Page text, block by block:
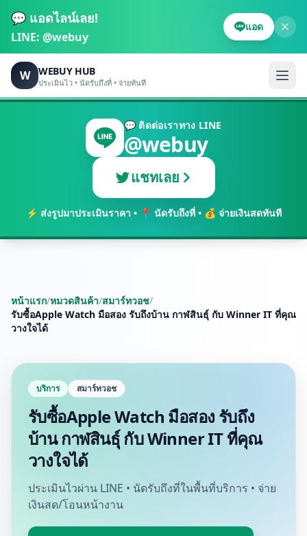
💬 แอดไลน์เลย!
LINE: @webuy
แอด
W WEBUY HUB
ประเมินไว • นัดรับถึงที่ • จ่ายทันที
💬 ติดต่อเราทาง LINE
@webuy
แชทเลย
⚡ ส่งรูปมาประเมินราคา • 📍 นัดรับถึงที่ • 💰 จ่ายเงินสดทันที
หน้าแรก/หมวดสินค้า/สมาร์ทวอช/
รับซื้อApple Watch มือสอง รับถึงบ้าน กาฬสินธุ์ กับ Winner IT ที่คุณ
วางใจได้
บริการ สมาร์ทวอช
รับซื้อApple Watch มือสอง รับถึง
บ้าน กาฬสินธุ์ กับ Winner IT ที่คุณ
วางใจได้
ประเมินไวผ่าน LINE • นัดรับถึงที่ในพื้นที่บริการ • จ่าย
เงินสด/โอนหน้างาน